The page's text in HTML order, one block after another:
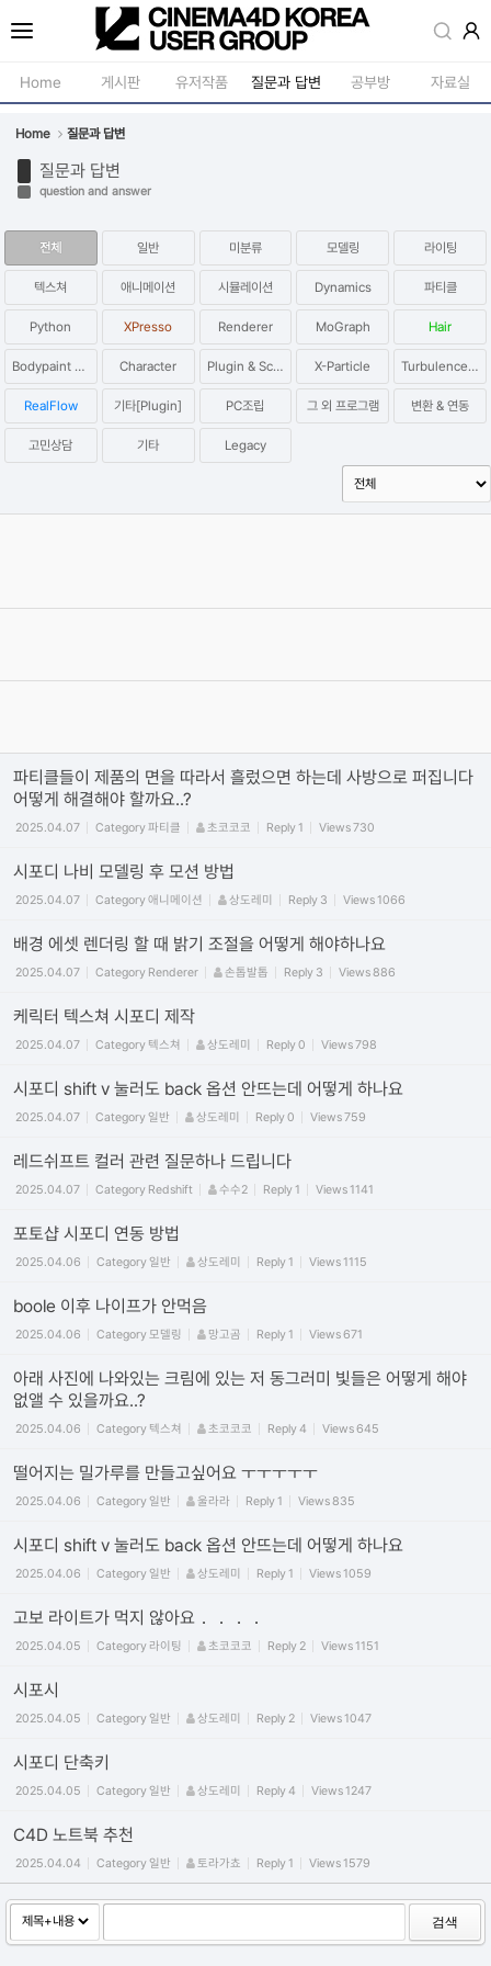
Home 게시판
공지사항
새소식
자유게시판
사진첩
구인 / 홍보 / 프로젝트 의뢰
유저그룹방송
유저그룹세미나
유저작품 질문과 답변 공부방 자료실
라이팅 / 렌더
애니메이션 / 리깅 /
스크립트 / 플러그인 /
기타
Home 질문과 답변
질문과 답변
question and answer
전체 일반 미분류 모델링 라이팅
텍스쳐 애니메이션 시뮬레이션 Dynamics 파티클
Python XPresso Renderer MoGraph Hair
Bodypaint 3D Character Plugin & Script X-Particle Turbulence FD
RealFlow 기타[Plugin] PC조립 그 외 프로그램 변환 & 연동
고민상담 기타 Legacy
파티클들이 제품의 면을 따라서 흘렀으면 하는데 사방으로 퍼집니다
어떻게 해결해야 할까요..?
2025.04.07 Category파티클 초코코코 Reply1 Views730
시포디 나비 모델링 후 모션 방법
2025.04.07 Category애니메이션 상도레미 Reply 3 Views1066
배경 에셋 렌더링 할 때 밝기 조절을 어떻게 해야하나요
2025.04.07 Category Renderer 손톱발톱 Reply 3 Views886
케릭터 텍스쳐 시포디 제작
2025.04.07 Category 텍스쳐 상도레미 Reply0 Views798
시포디 shift v 눌러도 back 옵션 안뜨는데 어떻게 하나요
2025.04.07 Category일반 상도레미 Reply0 Views759
레드쉬프트 컬러 관련 질문하나 드립니다
2025.04.07 Category Redshift 수수2 Reply1 Views1141
포토샵 시포디 연동 방법
2025.04.06 Category일반 상도레미 Reply1 Views1115
boole 이후 나이프가 안먹음
2025.04.06 Category모델링 망고곰 Reply1 Views671
아래 사진에 나와있는 크림에 있는 저 동그러미 빛들은 어떻게 해야
없앨 수 있을까요..?
2025.04.06 Category 텍스쳐 초코코코 Reply4 Views645
떨어지는 밀가루를 만들고싶어요 ㅜㅜㅜㅜㅜ
2025.04.06 Category일반 울라라 Reply1 Views835
시포디 shift v 눌러도 back 옵션 안뜨는데 어떻게 하나요
2025.04.06 Category일반 상도레미 Reply1 Views1059
고보 라이트가 먹지 않아요．．．．
2025.04.05 Category 라이팅 초코코코 Reply 2 Views1151
시포시
2025.04.05 Category일반 상도레미 Reply 2 Views1047
시포디 단축키
2025.04.05 Category일반 상도레미 Reply4 Views1247
C4D 노트북 추천
2025.04.04 Category일반 토라가쵸 Reply1 Views1579
검색
Sketchbook5, 스케치북5
Sketchbook5, 스케치북5